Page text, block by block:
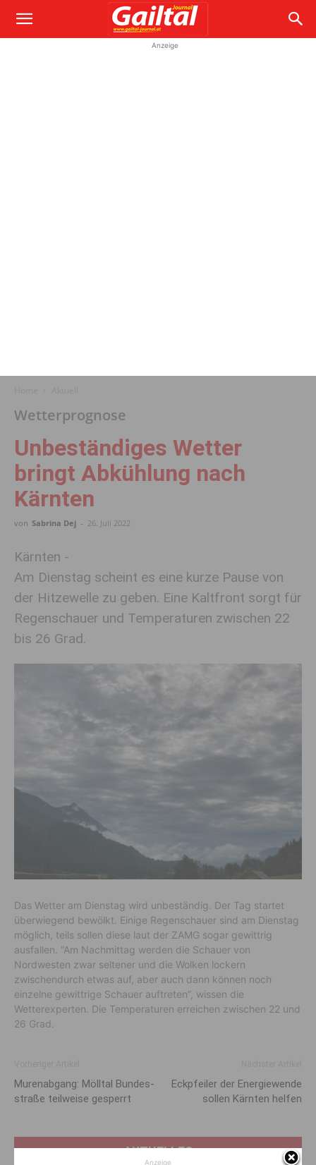
Anzeige
Wetterprognose
Unbeständiges Wetter
bringt Abkühlung nach
Kärnten
von Sabrina Dej - 26. Juli 2022
Kärnten -
Am Dienstag scheint es eine kurze Pause von
der Hitzewelle zu geben. Eine Kaltfront sorgt für
Regenschauer und Temperaturen zwischen 22
bis 26 Grad.
Das Wetter am Dienstag wird unbeständig. Der Tag startet
überwiegend bewölkt. Einige Regenschauer sind am Dienstag
möglich, teils sollen diese laut der ZAMG sogar gewittrig
ausfallen. “Am Nachmittag werden die Schauer von
Nordwesten zwar seltener und die Wolken lockern
zwischendurch etwas auf, aber auch dann können noch
einzelne gewittrige Schauer auftreten”, wissen die
Wetterexperten. Die Temperaturen erreichen zwischen 22 und
26 Grad.
Muren­abgang: Mölltal Bundes­
straße teilweise ge­sperrt
Eckpfeiler der Energie­wende
sollen Kärnten helfen
AKTUELLES
Anzeige